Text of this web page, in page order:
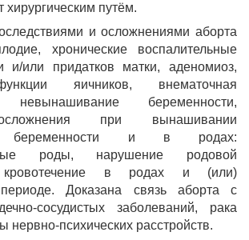
хирургическим путём.
и осложнениями аборта
хронические воспалительные
и/или придатков матки, аденомиоз,
яичников, внематочная
невынашивание беременности,
при вынашивании
беременности и в родах:
роды, нарушение родовой
кровотечение в родах и (или)
Доказана связь аборта с
сосудистых заболеваний, рака
нервно-психических расстройств.